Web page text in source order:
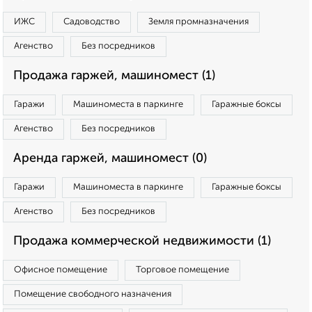
ИЖС Садоводство Земля промназначения
Агенство Без посредников
Продажа гаржей, машиномест (1)
Гаражи Машиноместа в паркинге Гаражные боксы
Агенство Без посредников
Аренда гаржей, машиномест (0)
Гаражи Машиноместа в паркинге Гаражные боксы
Агенство Без посредников
Продажа коммерческой недвижимости (1)
Офисное помещение Торговое помещение
Помещение свободного назначения